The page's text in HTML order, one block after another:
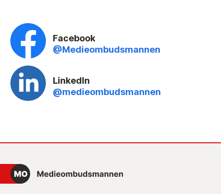
Facebook
@Medieombudsmannen
LinkedIn
@medieombudsmannen